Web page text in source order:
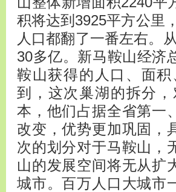
积将达到3925平方公里
人口都翻了一番左右。
30多亿。新马鞍山经济
鞍山获得的人口、面
到，这次巢湖的拆分
本，他们占据全省第一
改变，优势更加巩固，
次的划分对于马鞍山，
山的发展空间将无从扩
城市。百万人口大城市